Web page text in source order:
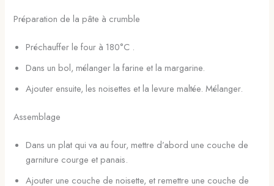
Préparation de la pâte à crumble
Préchauffer le four à 180°C .
Dans un bol, mélanger la farine et la margarine.
Ajouter ensuite, les noisettes et la levure maltée. Mélanger.
Assemblage
Dans un plat qui va au four, mettre d’abord une couche de
garniture courge et panais.
Ajouter une couche de noisette, et remettre une couche de